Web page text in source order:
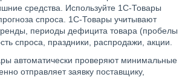
средства. Используйте 1С-Товары
спроса. 1С-Товары учитывают
периоды дефицита товара (пробелы
спроса, праздники, распродажи, акции.
автоматически проверяют минимальные
отправляет заявку поставщику,